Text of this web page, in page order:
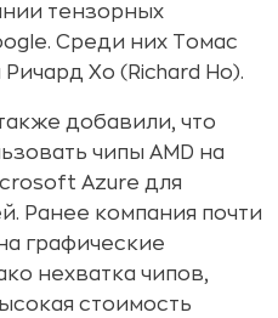
тензорных
Среди них Томас
Хо (Richard Ho).
добавили, что
чипы AMD на
Azure для
Ранее компания почти
графические
нехватка чипов,
стоимость